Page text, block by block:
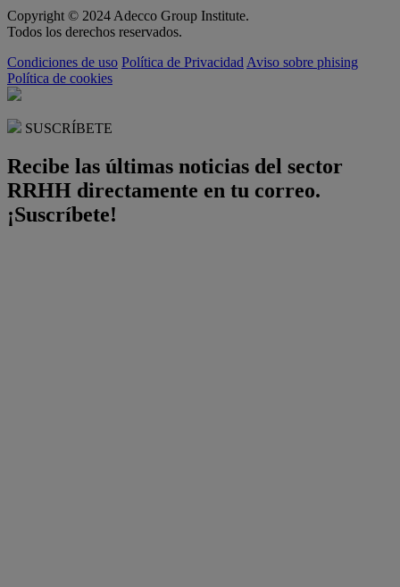
Copyright © 2024 Adecco Group Institute.
Todos los derechos reservados.
Condiciones de uso Política de Privacidad Aviso sobre phising
Política de cookies
SUSCRÍBETE
Recibe las últimas noticias del sector
RRHH directamente en tu correo.
¡Suscríbete!